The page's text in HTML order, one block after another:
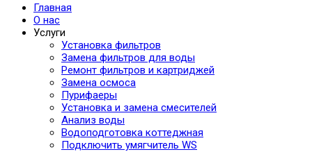
Главная
О нас
Услуги
Установка фильтров
Замена фильтров для воды
Ремонт фильтров и картриджей
Замена осмоса
Пурифаеры
Установка и замена смесителей
Анализ воды
Водоподготовка коттеджная
Подключить умягчитель WS